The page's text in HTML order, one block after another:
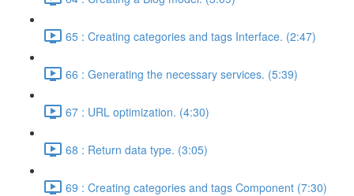
65 : Creating categories and tags Interface. (2:47)
66 : Generating the necessary services. (5:39)
67 : URL optimization. (4:30)
68 : Return data type. (3:05)
69 : Creating categories and tags Component (7:30)